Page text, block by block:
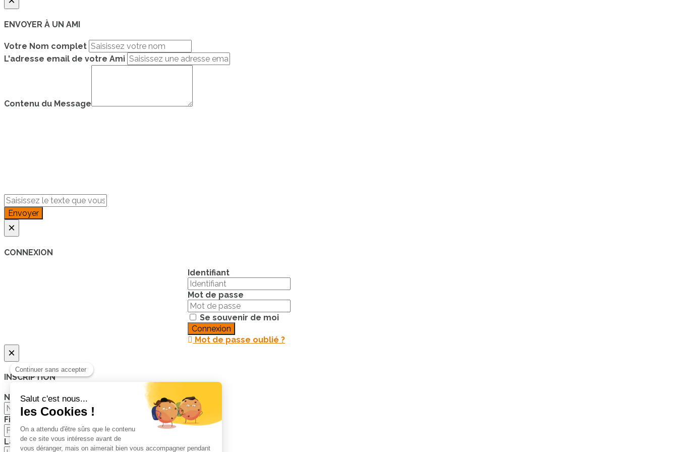
ENVOYER À UN AMI
Votre Nom complet
L'adresse email de votre Ami
Contenu du Message
Envoyer
×
CONNEXION
Identifiant
Mot de passe
Se souvenir de moi
Connexion
Mot de passe oublié ?
×
INSCRIPTION
Nom et Prénom OU Nom de l'Entreprise
First name
Last name